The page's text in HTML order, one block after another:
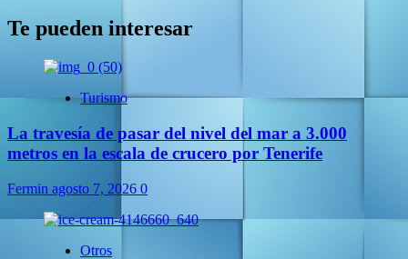
Te pueden interesar
Turismo
La travesía de pasar del nivel del mar a 3.000
metros en la escala de crucero por Tenerife
Fermin agosto 7, 2026 0
Otros